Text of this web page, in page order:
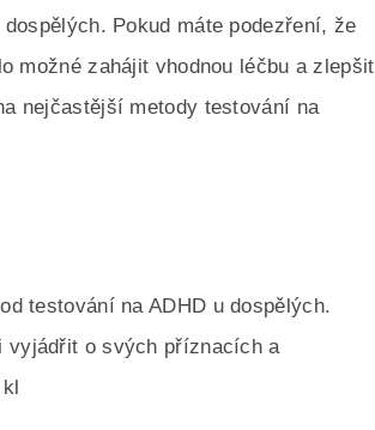
Pokud máte podezření, že
možné zahájit vhodnou léčbu a zlepšit
nejčastější metody testování na
testování na ADHD u dospělých.
vyjádřit o svých příznacích a